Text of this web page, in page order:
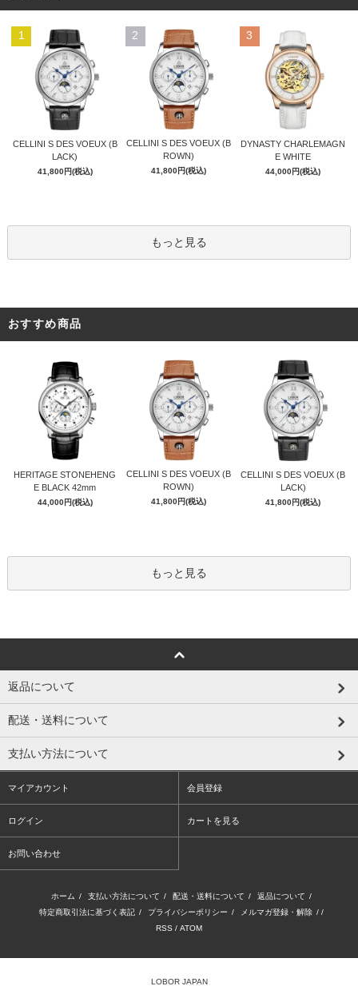
1
CELLINI S DES VOEUX (B
LACK)
41,800円(税込)
2
CELLINI S DES VOEUX (B
ROWN)
41,800円(税込)
3
DYNASTY CHARLEMAGN
E WHITE
44,000円(税込)
もっと見る
おすすめ商品
HERITAGE STONEHENG
E BLACK 42mm
44,000円(税込)
CELLINI S DES VOEUX (B
ROWN)
41,800円(税込)
CELLINI S DES VOEUX (B
LACK)
41,800円(税込)
もっと見る
返品について
配送・送料について
支払い方法について
マイアカウント 会員登録
ログイン カートを見る
お問い合わせ
ホーム / 支払い方法について / 配送・送料について / 返品について /
特定商取引法に基づく表記 / プライバシーポリシー / メルマガ登録・解除 / /
RSS / ATOM
LOBOR JAPAN